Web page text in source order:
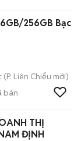
256GB Bạc
(P. Liên Chiểu mới)
bán
THỊ
ĐỊNH